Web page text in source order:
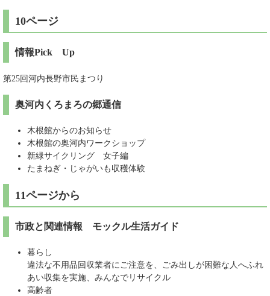
10ページ
情報Pick Up
第25回河内長野市民まつり
奥河内くろまろの郷通信
木根館からのお知らせ
木根館の奥河内ワークショップ
新緑サイクリング 女子編
たまねぎ・じゃがいも収穫体験
11ページから
市政と関連情報 モックル生活ガイド
暮らし
違法な不用品回収業者にご注意を、ごみ出しが困難な人へふれ
あい収集を実施、みんなでリサイクル
高齢者